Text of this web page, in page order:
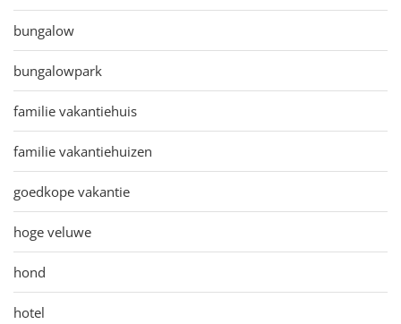
bungalow
bungalowpark
familie vakantiehuis
familie vakantiehuizen
goedkope vakantie
hoge veluwe
hond
hotel